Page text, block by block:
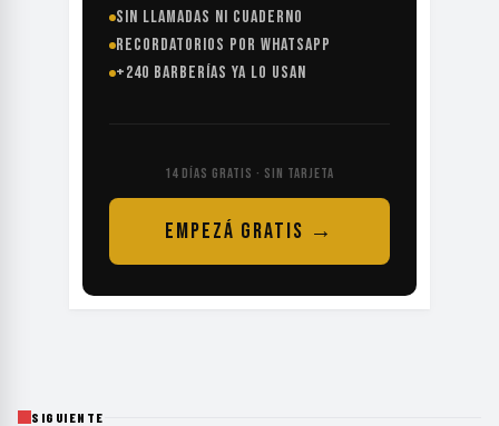
SIN LLAMADAS NI CUADERNO
RECORDATORIOS POR WHATSAPP
+240 BARBERÍAS YA LO USAN
14 DÍAS GRATIS · SIN TARJETA
EMPEZÁ GRATIS →
SIGUIENTE